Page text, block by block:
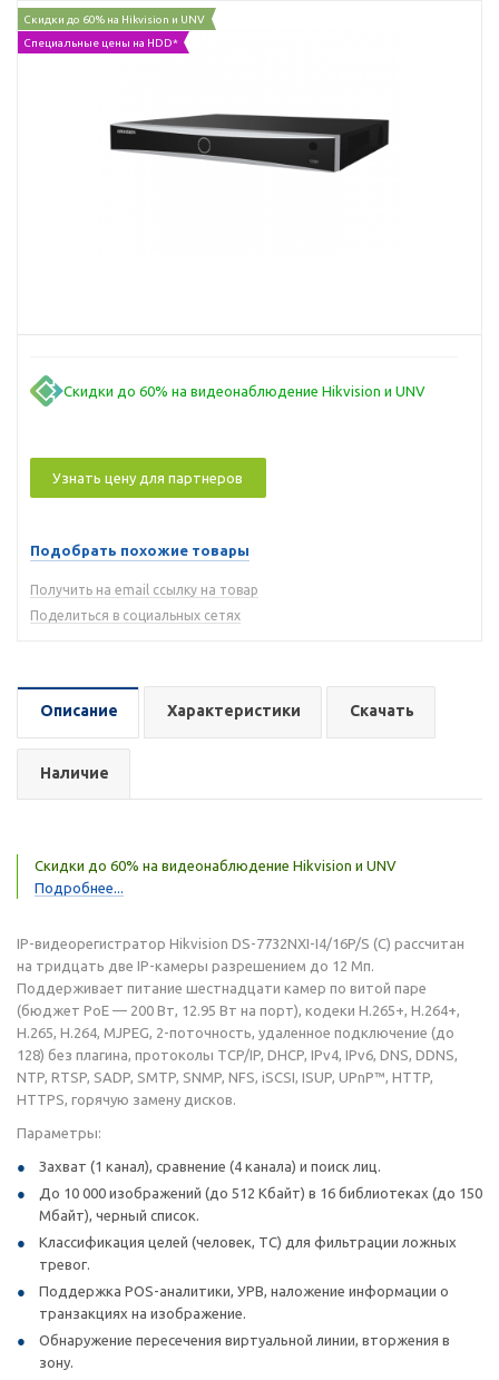
Скидки до 60% на Hikvision и UNV
Специальные цены на HDD*
Скидки до 60% на видеонаблюдение Hikvision и UNV
Узнать цену для партнеров
Подобрать похожие товары
Получить на email ссылку на товар
Поделиться в социальных сетях
Описание Характеристики Скачать
Наличие
Скидки до 60% на видеонаблюдение Hikvision и UNV
Подробнее...
IP-видеорегистратор Hikvision DS-7732NXI-I4/16P/S (C) рассчитан
на тридцать две IP-камеры разрешением до 12 Мп.
Поддерживает питание шестнадцати камер по витой паре
(бюджет PoE — 200 Вт, 12.95 Вт на порт), кодеки H.265+, H.264+,
H.265, H.264, MJPEG, 2-поточность, удаленное подключение (до
128) без плагина, протоколы TCP/IP, DHCP, IPv4, IPv6, DNS, DDNS,
NTP, RTSP, SADP, SMTP, SNMP, NFS, iSCSI, ISUP, UPnP™, HTTP,
HTTPS, горячую замену дисков.
Параметры:
Захват (1 канал), сравнение (4 канала) и поиск лиц.
До 10 000 изображений (до 512 Кбайт) в 16 библиотеках (до 150
Мбайт), черный список.
Классификация целей (человек, ТС) для фильтрации ложных
тревог.
Поддержка POS-аналитики, УРВ, наложение информации о
транзакциях на изображение.
Обнаружение пересечения виртуальной линии, вторжения в
зону.